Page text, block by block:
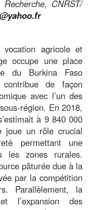
CNRST/
agricole et
occupe une place
du Burkina Faso
de façon
avec l’un des
région. En 2018,
à 9 840 000
joue un rôle crucial
permettant une
les zones rurales.
pâturée due à la
par la compétition
Parallèlement, la
l’expansion des